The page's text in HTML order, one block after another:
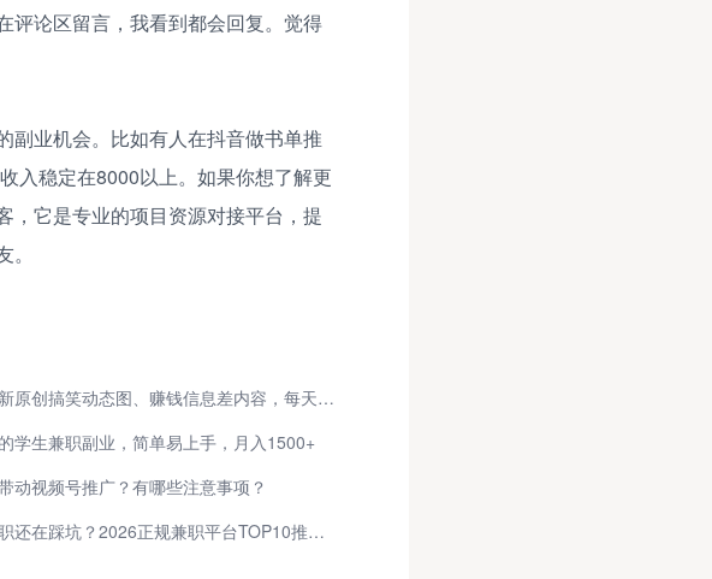
评论区留言，我看到都会回复。觉得
副业机会。比如有人在抖音做书单推
入稳定在8000以上。如果你想了解更
，它是专业的项目资源对接平台，提
今日头条更新原创搞笑动态图、赚钱信息差内容，每天1小时，新手小白也能做！
学生兼职副业，简单易上手，月入1500+
动视频号推广？有哪些注意事项？
大学生找兼职还在踩坑？2026正规兼职平台TOP10推荐！